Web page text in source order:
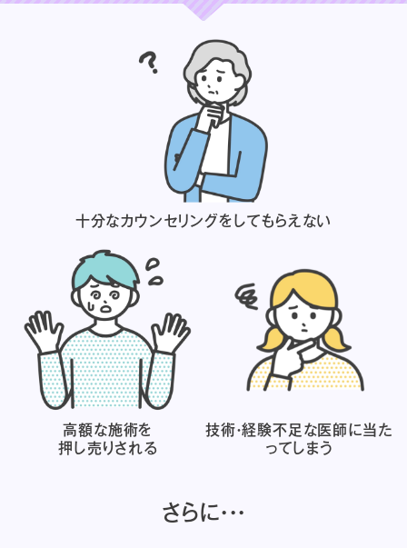
十分なカウンセリングをしてもらえない
高額な施術を
押し売りされる
技術・経験不足な医師に当た
ってしまう
さらに・・・